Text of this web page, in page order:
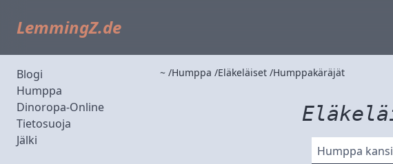
LemmingZ.de
Blogi
Humppa
Dinoropa-Online
Tietosuoja
Jälki
~ Humppa Eläkeläiset Humppakäräjät
Humppa